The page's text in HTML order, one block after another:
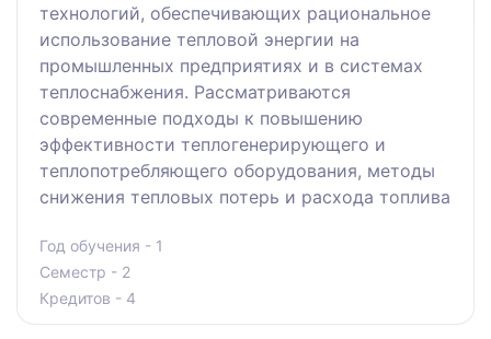
технологий, обеспечивающих рациональное
использование тепловой энергии на
промышленных предприятиях и в системах
теплоснабжения. Рассматриваются
современные подходы к повышению
эффективности теплогенерирующего и
теплопотребляющего оборудования, методы
снижения тепловых потерь и расхода топлива
Год обучения - 1
Семестр - 2
Кредитов - 4